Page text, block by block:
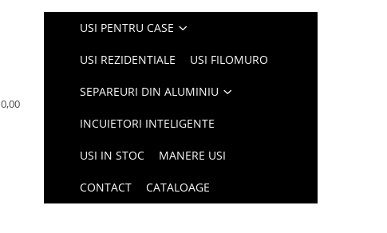
0,00
USI PENTRU CASE
USI REZIDENTIALE USI FILOMURO
SEPAREURI DIN ALUMINIU
INCUIETORI INTELIGENTE
USI IN STOC MANERE USI
CONTACT CATALOAGE